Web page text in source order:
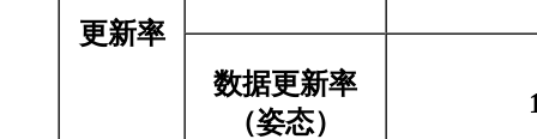
更新率
数据更新率
（姿态）